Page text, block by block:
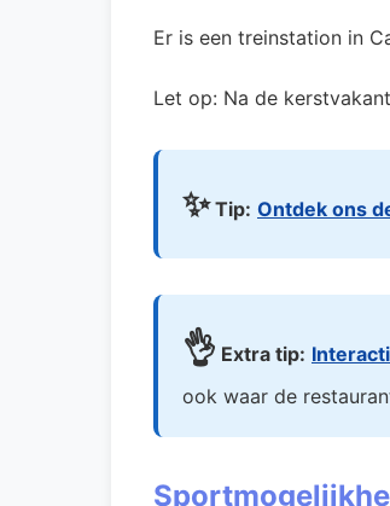
Er is een treinstation in
Let op: Na de
✨Tip: Ontdek ons
👌 Extra tip:
ook waar de